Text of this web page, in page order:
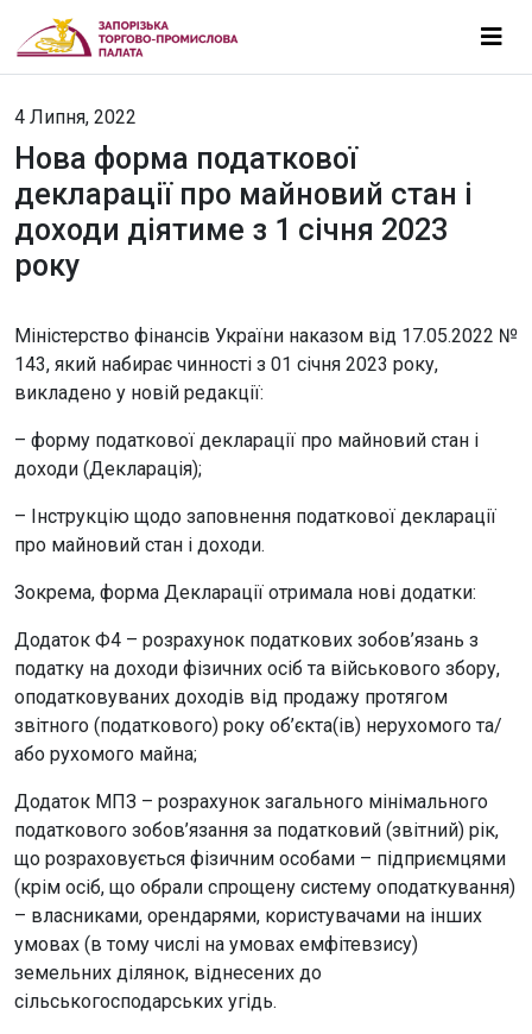
4 Липня, 2022
Нова форма податкової
декларації про майновий стан і
доходи діятиме з 1 січня 2023
року
Міністерство фінансів України наказом від 17.05.2022 №
143, який набирає чинності з 01 січня 2023 року,
викладено у новій редакції:
– форму податкової декларації про майновий стан і
доходи (Декларація);
– Інструкцію щодо заповнення податкової декларації
про майновий стан і доходи.
Зокрема, форма Декларації отримала нові додатки:
Додаток Ф4 – розрахунок податкових зобов’язань з
податку на доходи фізичних осіб та військового збору,
оподатковуваних доходів від продажу протягом
звітного (податкового) року об’єкта(ів) нерухомого та/
або рухомого майна;
Додаток МПЗ – розрахунок загального мінімального
податкового зобов’язання за податковий (звітний) рік,
що розраховується фізичним особами – підприємцями
(крім осіб, що обрали спрощену систему оподаткування)
– власниками, орендарями, користувачами на інших
умовах (в тому числі на умовах емфітевзису)
земельних ділянок, віднесених до
сільськогосподарських угідь.